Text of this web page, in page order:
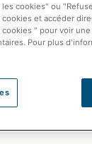
cookies" ou
et accéder
" pour voir
Pour plus